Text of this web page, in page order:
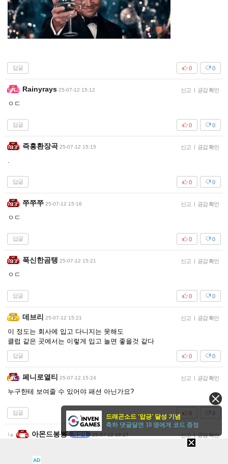
답글 0
0
Rainyrays 25-07-12 15:12 신고 공감 확인
ㅇㄷ
답글 0
0
즉흥환장곡 25-07-12 15:15 신고 공감 확인
.
답글 0
0
쭈쭈쭈 25-07-12 15:16 신고 공감 확인
ㅇㄷ
답글 0
0
푹신한곰탱 25-07-12 15:21 신고 공감 확인
ㅇㄷ
답글 0
0
데브리 25-07-12 15:21 신고 공감 확인
이 정도는 회사에 입고 다니지는 못해도
클럽 같은 곳에서는 이렇게 입고 놀면 좋을것 같다
답글 0
0
페니로열티 25-07-12 15:24 신고 공감 확인
누구한테 보여줄 수 있어야 패션 아닌가요?
답글 0
0
아몬드봉봉 25-07-12 16:17 신고 | 공감 확인
AD
드래곤소드 '압긍' 달성 기념
축하 댓글달면 10 명에게 코드 증정